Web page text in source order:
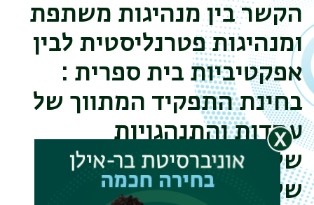
הקשר בין מנהיגות משתפת
ומנהיגות פטרנליסטית לבין
אפקטיביות בית ספרית :
בחינת התפקיד המתווך של
עמדות והתנהגויות
שלהמורים ותפקיד הממתן
של מאפיינים תרבותיים